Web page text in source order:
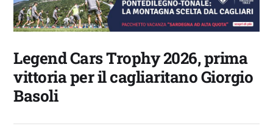
Legend Cars Trophy 2026, prima
vittoria per il cagliaritano Giorgio
Basoli